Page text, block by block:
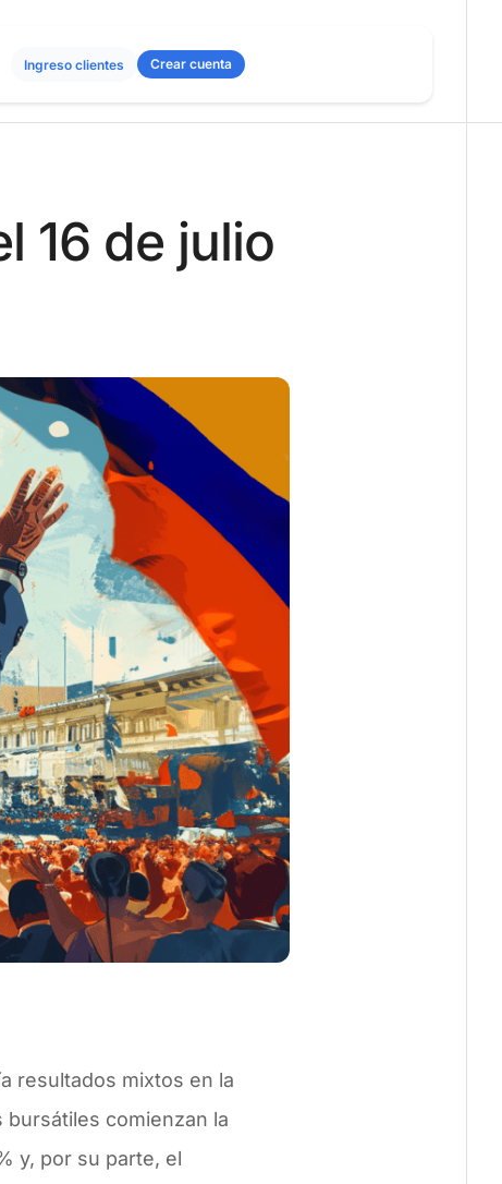
Ingreso clientes Crear cuenta
16 de julio
resultados mixtos en la
bursátiles comienzan la
y, por su parte, el